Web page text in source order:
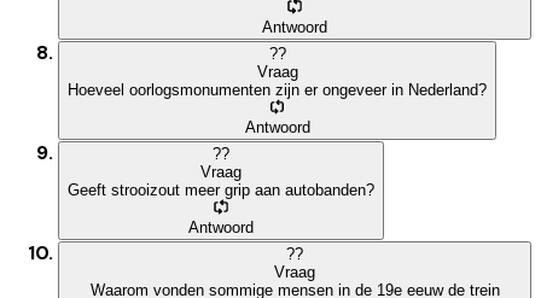
Antwoord
??
Vraag
Hoeveel oorlogsmonumenten zijn er ongeveer in Nederland?
Antwoord
??
Vraag
Geeft strooizout meer grip aan autobanden?
Antwoord
??
Vraag
Waarom vonden sommige mensen in de 19e eeuw de trein